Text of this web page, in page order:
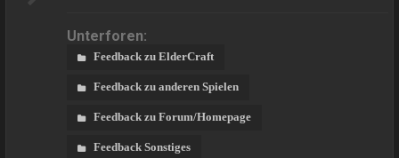
Unterforen:
Feedback zu ElderCraft
Feedback zu anderen Spielen
Feedback zu Forum/Homepage
Feedback Sonstiges